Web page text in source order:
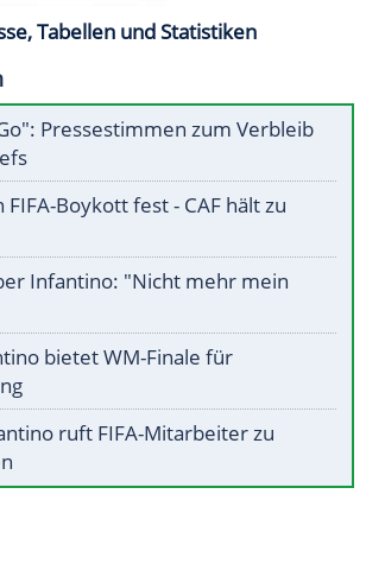
Tabellen und Statistiken
Pressestimmen zum Verbleib
FIFA-Boykott fest - CAF hält zu
Infantino: "Nicht mehr mein
bietet WM-Finale für
ruft FIFA-Mitarbeiter zu